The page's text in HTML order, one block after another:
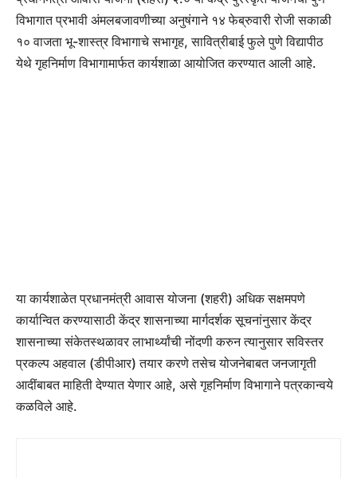
विभागात प्रभावी अंमलबजावणीच्या अनुषंगाने १४ फेब्रुवारी रोजी सकाळी
१० वाजता भू-शास्त्र विभागाचे सभागृह, सावित्रीबाई फुले पुणे विद्यापीठ
येथे गृहनिर्माण विभागामार्फत कार्यशाळा आयोजित करण्यात आली आहे.
या कार्यशाळेत प्रधानमंत्री आवास योजना (शहरी) अधिक सक्षमपणे
कार्यान्वित करण्यासाठी केंद्र शासनाच्या मार्गदर्शक सूचनांनुसार केंद्र
शासनाच्या संकेतस्थळावर लाभार्थ्यांची नोंदणी करुन त्यानुसार सविस्तर
प्रकल्प अहवाल (डीपीआर) तयार करणे तसेच योजनेबाबत जनजागृती
आदींबाबत माहिती देण्यात येणार आहे, असे गृहनिर्माण विभागाने पत्रकान्वये
कळविले आहे.